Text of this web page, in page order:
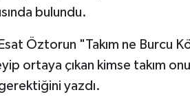
bulundu.
Öztorun "Takım ne Burcu
ortaya çıkan kimse takım
yazdı.